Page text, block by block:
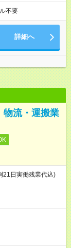
不要
詳細へ
物流・運搬業
日実働残業代込)